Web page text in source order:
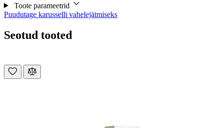
Toote parameetrid
Puudutage karusselli vahelejätmiseks
Seotud tooted